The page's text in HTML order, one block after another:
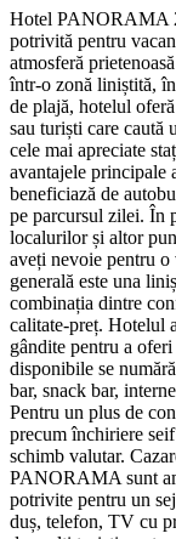
Hotel PANORAMA
potrivită pentru
atmosferă
într-o zonă liniștită,
de plajă, hotelul
sau turiști care caută
cele mai apreciate
avantajele principale
beneficiază de
pe parcursul zilei. În
localurilor și altor
aveți nevoie pentru o
generală este una
combinația dintre
calitate-preț. Hotelul
gândite pentru a
disponibile se
bar, snack bar,
Pentru un plus de
precum închiriere
schimb valutar.
PANORAMA sunt
potrivite pentru un
duș, telefon, TV cu